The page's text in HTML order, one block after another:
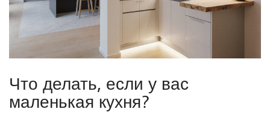
Что делать, если у вас
маленькая кухня?